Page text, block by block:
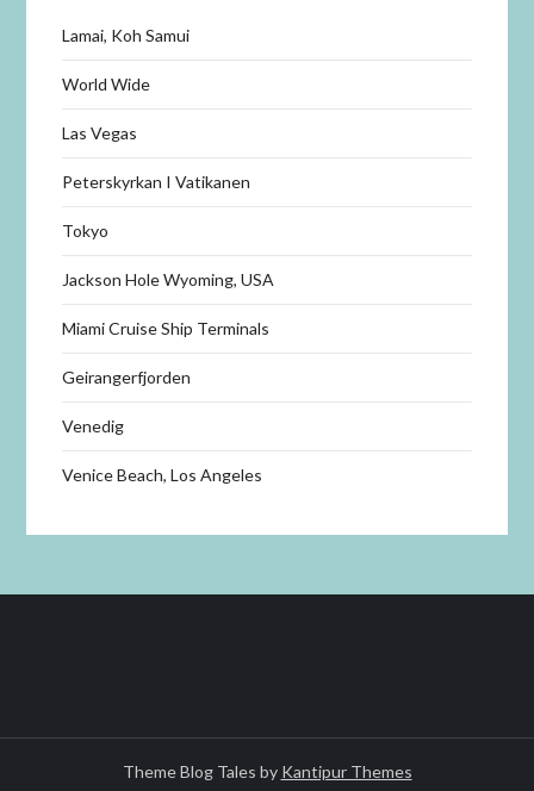
Lamai, Koh Samui
World Wide
Las Vegas
Peterskyrkan I Vatikanen
Tokyo
Jackson Hole Wyoming, USA
Miami Cruise Ship Terminals
Geirangerfjorden
Venedig
Venice Beach, Los Angeles
Theme Blog Tales by Kantipur Themes